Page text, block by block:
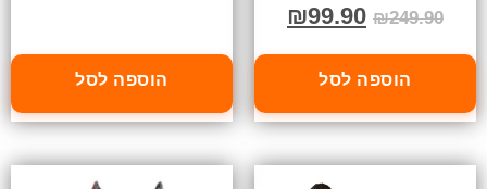
₪249.90
₪99.90
הוספה לסל הוספה לסל